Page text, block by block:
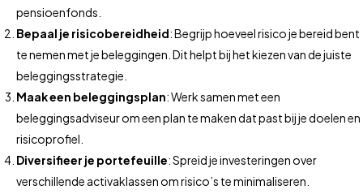
pensioenfonds.
Bepaal je risicobereidheid: Begrijp hoeveel risico je bereid bent
te nemen met je beleggingen. Dit helpt bij het kiezen van de juiste
beleggingsstrategie.
Maak een beleggingsplan: Werk samen met een
beleggingsadviseur om een plan te maken dat past bij je doelen en
risicoprofiel.
Diversifieer je portefeuille: Spreid je investeringen over
verschillende activaklassen om risico’s te minimaliseren.